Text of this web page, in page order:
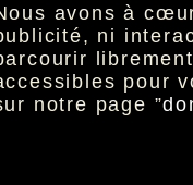
avons à
ni
pour
notre page ”